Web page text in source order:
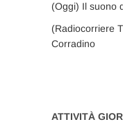
(Oggi) Il suono
(Radiocorriere
Corradino
ATTIVITÀ